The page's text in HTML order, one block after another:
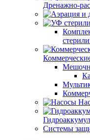
Дренажно-
Системы